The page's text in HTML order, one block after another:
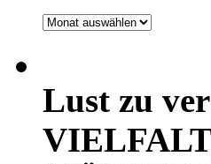
Archiv
Lust zu